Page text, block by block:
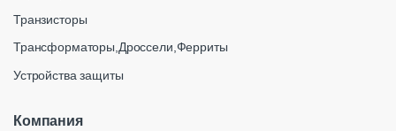
Транзисторы
Трансформаторы,Дроссели,Ферриты
Устройства защиты
Компания